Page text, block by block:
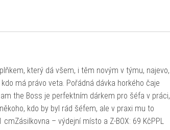
který dá všem, i těm novým v týmu, najevo,
má právo veta. Pořádná dávka horkého čaje
the Boss je perfektním dárkem pro šéfa v práci,
kdo by byl rád šéfem, ale v praxi mu to
– výdejní místo a Z-BOX: 69 KčPPL